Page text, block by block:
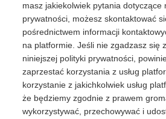
masz jakiekolwiek pytania dotyczące
prywatności, możesz skontaktować
pośrednictwem informacji
na platformie. Jeśli nie zgadzasz się
niniejszej polityki prywatności,
zaprzestać korzystania z usług
korzystanie z jakichkolwiek usług
że będziemy zgodnie z prawem
wykorzystywać, przechowywać i